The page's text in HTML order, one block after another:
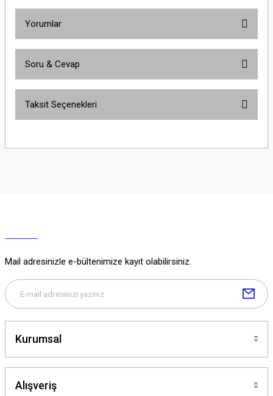
Yorumlar
Soru & Cevap
Soru Sor
Taksit Seçenekleri
Mail adresinizle e-bültenimize kayıt olabilirsiniz.
Kurumsal
Alışveriş